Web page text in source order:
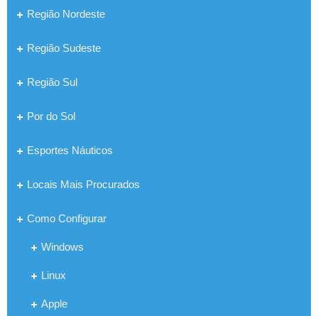
Região Nordeste
Região Sudeste
Região Sul
Por do Sol
Esportes Náuticos
Locais Mais Procurados
Como Configurar
Windows
Linux
Apple